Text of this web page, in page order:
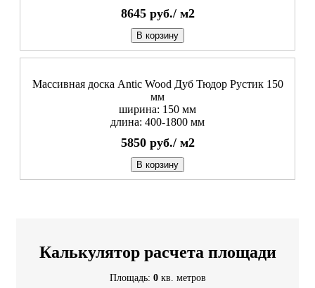
8645 руб./ м2
В корзину
Массивная доска Antic Wood Дуб Тюдор Рустик 150
мм
ширина: 150 мм
длина: 400-1800 мм
5850 руб./ м2
В корзину
Калькулятор расчета площади
Площадь: 0 кв. метров